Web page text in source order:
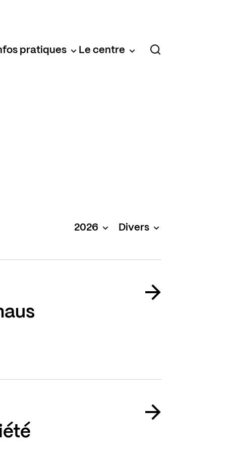
pratiques Le centre
2026 Divers